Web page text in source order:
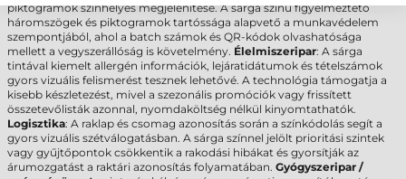
piktogramok színhelyes megjelenítése. A sárga színű figyelmeztető
háromszögek és piktogramok tartóssága alapvető a munkavédelem
szempontjából, ahol a batch számok és QR-kódok olvashatósága
mellett a vegyszerállóság is követelmény. Élelmiszeripar: A sárga
tintával kiemelt allergén információk, lejáratidátumok és tételszámok
gyors vizuális felismerést tesznek lehetővé. A technológia támogatja a
kisebb készletezést, mivel a szezonális promóciók vagy frissített
összetevőlisták azonnal, nyomdaköltség nélkül kinyomtathatók.
Logisztika: A raklap és csomag azonosítás során a színkódolás segít a
gyors vizuális szétválogatásban. A sárga színnel jelölt prioritási szintek
vagy gyűjtőpontok csökkentik a rakodási hibákat és gyorsítják az
árumozgatást a raktári azonosítás folyamatában. Gyógyszeripar /